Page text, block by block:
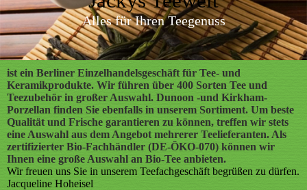
Alles für Ihren Teegenuss
ist ein Berliner Einzelhandelsgeschäft für Tee- und
Keramikprodukte. Wir führen über 400 Sorten Tee und
Teezubehör in großer Auswahl. Dunoon -und Kirkham-
Porzellan finden Sie ebenfalls in unserem Sortiment. Um beste
Qualität und Frische garantieren zu können, treffen wir stets
eine Auswahl aus dem Angebot mehrerer Teelieferanten. Als
zertifizierter Bio-Fachhändler (DE-ÖKO-070) können wir
Ihnen eine große Auswahl an Bio-Tee anbieten.
Wir freuen uns Sie in unserem Teefachgeschäft begrüßen zu dürfen.
Jacqueline Hoheisel